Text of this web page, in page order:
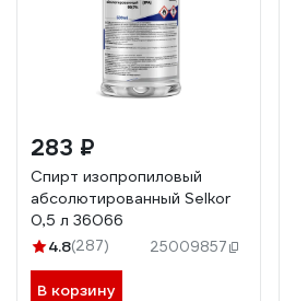
283 ₽
Спирт изопропиловый
абсолютированный Selkor
0,5 л 36066
4.8(287) 25009857
В корзину